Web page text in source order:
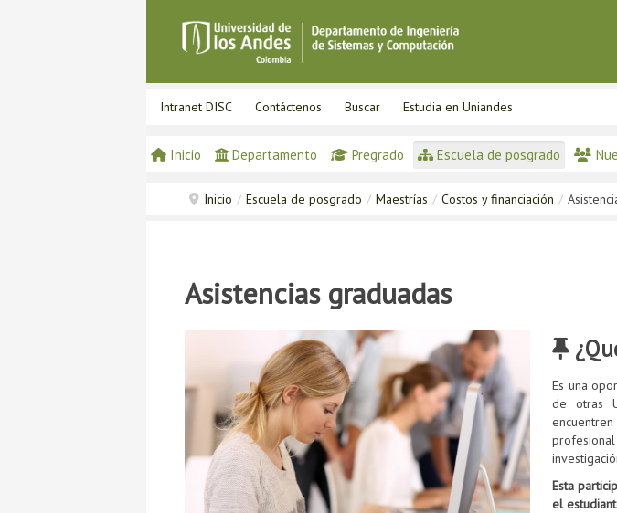
Intranet DISC Contáctenos Buscar Estudia en Uniandes
Inicio Departamento Pregrado Escuela de posgrado
Inicio / Escuela de posgrado / Maestrías / Costos y financiación /
Asistencias graduadas
Es una
de otras
Esta
el